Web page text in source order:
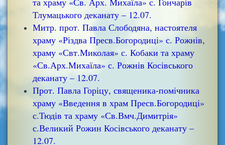
Тлумацького деканату – 12.07.
Митр. прот. Павла Слободяна, настоятеля
храму «Різдва Пресв.Богородиці» с. Рожнів,
храму «Свт.Миколая» с. Кобаки та храму
«Св.Арх.Михаїла» с. Рожнів Косівського
деканату – 12.07.
Прот. Павла Горіцу, священика-помічника
храму «Введення в храм Пресв.Богородиці»
с.Тюдів та храму «Св.Вмч.Димитрія»
с.Великий Рожин Косівського деканату –
12.07.